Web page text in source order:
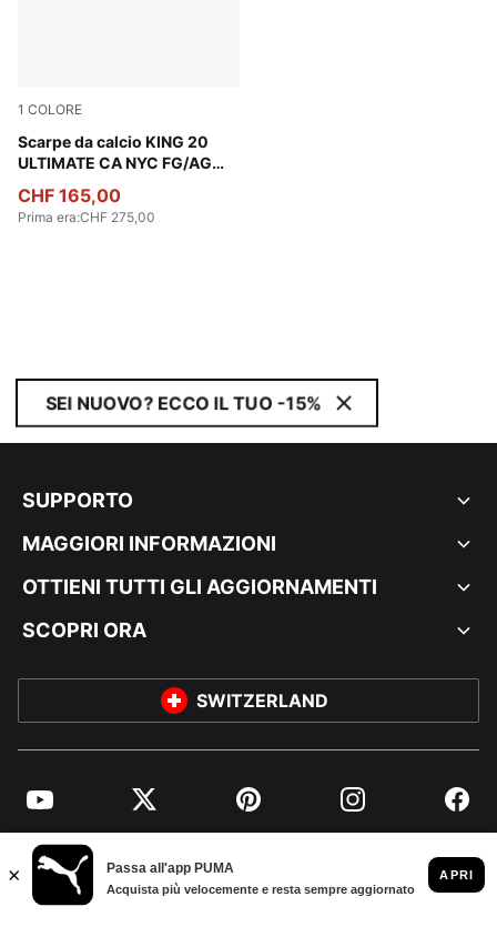
1 COLORE
Scarpe da calcio KING 20
ULTIMATE CA NYC FG/AG
Icy Blue-Mint Jelly-Sparkling Green
CHF 165,00
Prima era:CHF 275,00
SEI NUOVO? ECCO IL TUO -15%
SUPPORTO
MAGGIORI INFORMAZIONI
OTTIENI TUTTI GLI AGGIORNAMENTI
SCOPRI ORA
SWITZERLAND
YouTube Twitter Pinterest Instagram
© PUMA EUROPE GMBH, 2026. TUTTI I DIRITTI RISERVATI
DATI AZIENDALI E LEGALI